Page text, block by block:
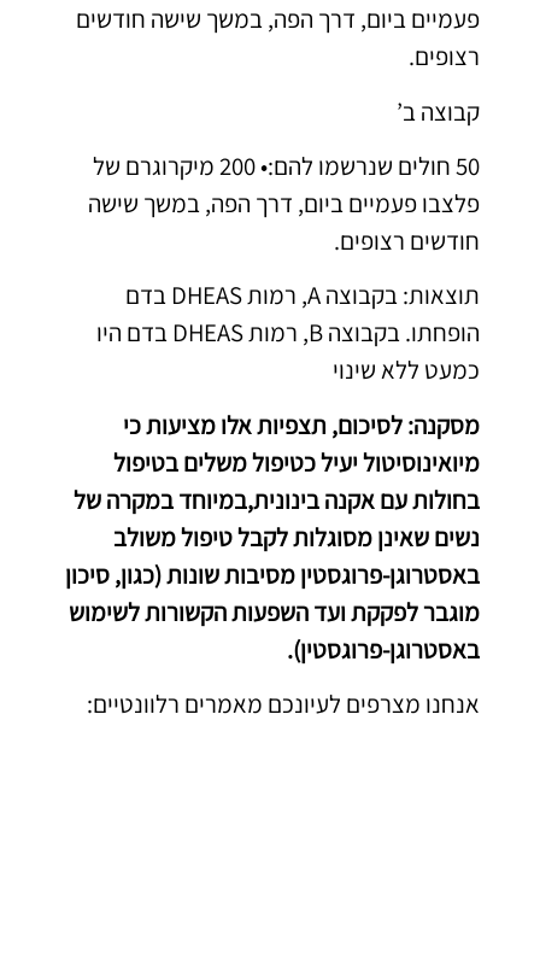
פעמיים ביום, דרך הפה, במשך שישה חודשים
רצופים.
קבוצה ב’
50 חולים שנרשמו להם:• 200 מיקרוגרם של
פלצבו פעמיים ביום, דרך הפה, במשך שישה
חודשים רצופים.
תוצאות: בקבוצה A, רמות DHEAS בדם
הופחתו. בקבוצה B, רמות DHEAS בדם היו
כמעט ללא שינוי
מסקנה: לסיכום, תצפיות אלו מציעות כי
מיואינוסיטול יעיל כטיפול משלים בטיפול
בחולות עם אקנה בינונית,במיוחד במקרה של
נשים שאינן מסוגלות לקבל טיפול משולב
באסטרוגן-פרוגסטין מסיבות שונות (כגון, סיכון
מוגבר לפקקת ועד השפעות הקשורות לשימוש
באסטרוגן-פרוגסטין).
אנחנו מצרפים לעיונכם מאמרים רלוונטיים: